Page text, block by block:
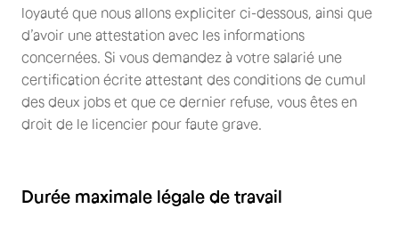
loyauté que nous allons expliciter ci-dessous, ainsi que
d’avoir une attestation avec les informations
concernées. Si vous demandez à votre salarié une
certification écrite attestant des conditions de cumul
des deux jobs et que ce dernier refuse, vous êtes en
droit de le licencier pour faute grave.
Durée maximale légale de travail